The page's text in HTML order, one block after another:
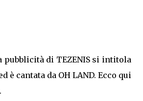
pubblicità di TEZENIS si intitola
è cantata da OH LAND. Ecco qui